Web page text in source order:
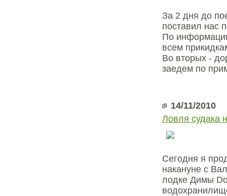
За 2 дня до
поставил нас
По
всем
Во вторых -
заедем по
14/11/2010
Ловля судака
Сегодня я
накануне с
лодке Димы